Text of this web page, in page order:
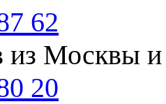
62
из Москвы
20